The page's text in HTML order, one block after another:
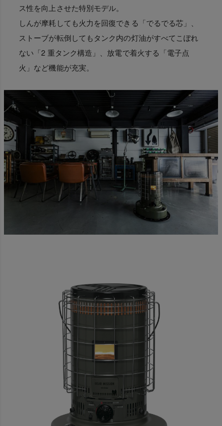
ス性を向上させた特別モデル。
しんが摩耗しても火力を回復できる「でるでる芯」、
ストーブが転倒してもタンク内の灯油がすべてこぼれ
ない「2 重タンク構造」、放電で着火する「電子点
火」など機能が充実。